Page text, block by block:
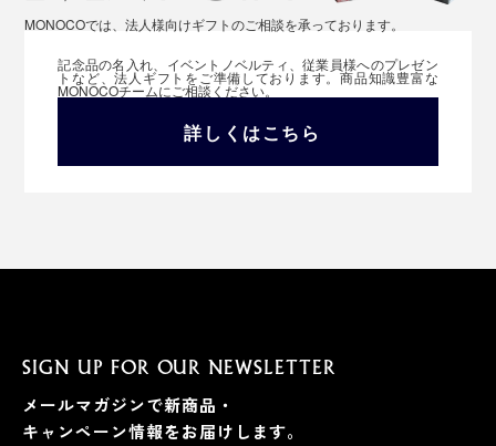
MONOCOでは、法人様向けギフトのご相談を承っております。
記念品の名入れ、イベントノベルティ、従業員様へのプレゼン
トなど、法人ギフトをご準備しております。商品知識豊富な
MONOCOチームにご相談ください。
詳しくはこちら
SIGN UP FOR OUR NEWSLETTER
メールマガジンで新商品・
キャンペーン情報をお届けします。